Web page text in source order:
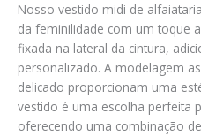
Nosso vestido midi de
da feminilidade com um toque
fixada na lateral da cintura,
personalizado. A modelagem
delicado proporcionam uma
vestido é uma escolha perfeita
oferecendo uma combinação